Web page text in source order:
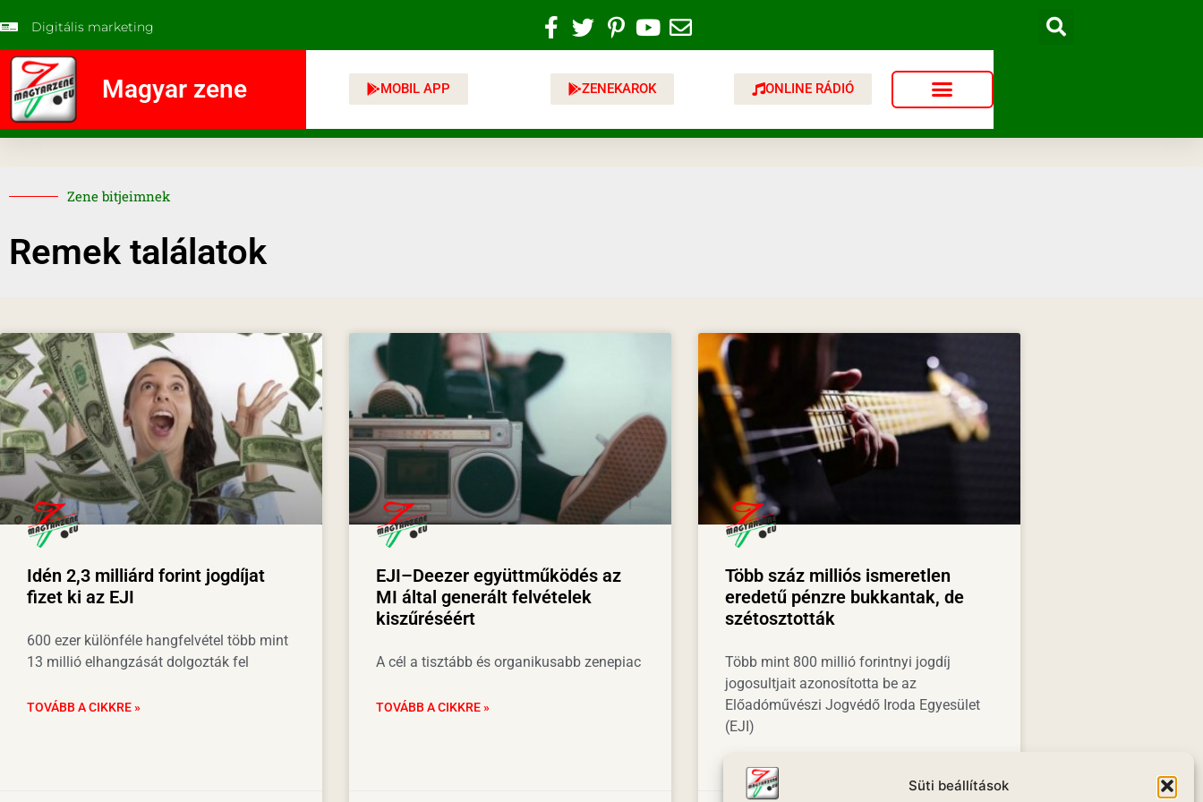
Süti beállítások
Digitális marketing
Magyar zene MOBIL APP ZENEKAROK ONLINE RÁDIÓ
Zene bitjeimnek
Remek találatok
Idén 2,3 milliárd forint jogdíjat
fizet ki az EJI
600 ezer különféle hangfelvétel több mint
13 millió elhangzását dolgozták fel
TOVÁBB A CIKKRE »
EJI–Deezer együttműködés az
MI által generált felvételek
kiszűréséért
A cél a tisztább és organikusabb zenepiac
TOVÁBB A CIKKRE »
Több száz milliós ismeretlen
eredetű pénzre bukkantak, de
szétosztották
Több mint 800 millió forintnyi jogdíj
jogosultjait azonosította be az
Előadóművészi Jogvédő Iroda Egyesület
(EJI)
TOVÁBB A CIKKRE »